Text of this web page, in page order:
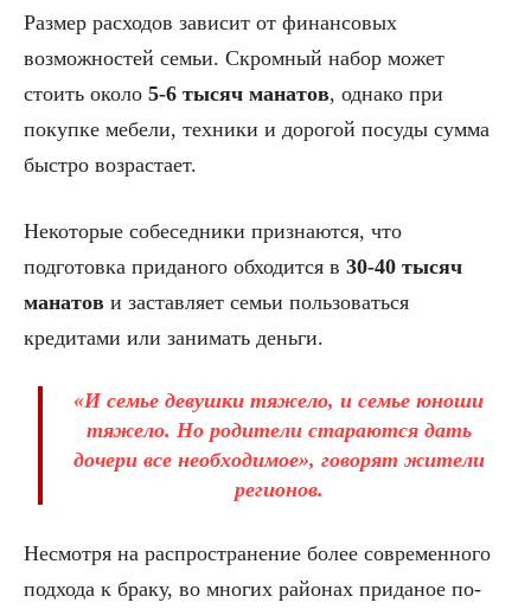
Размер расходов зависит от финансовых
возможностей семьи. Скромный набор может
стоить около 5-6 тысяч манатов, однако при
покупке мебели, техники и дорогой посуды сумма
быстро возрастает.
Некоторые собеседники признаются, что
подготовка приданого обходится в 30-40 тысяч
манатов и заставляет семьи пользоваться
кредитами или занимать деньги.
«И семье девушки тяжело, и семье юноши
тяжело. Но родители стараются дать
дочери все необходимое», говорят жители
регионов.
Несмотря на распространение более современного
подхода к браку, во многих районах приданое по-